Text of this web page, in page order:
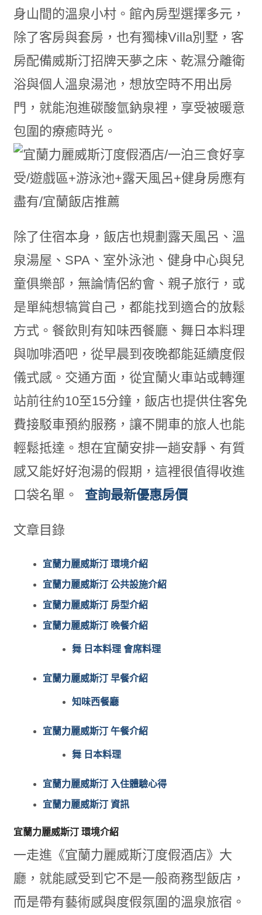
身山間的溫泉小村。館內房型選擇多元，
除了客房與套房，也有獨棟Villa別墅，客
房配備威斯汀招牌天夢之床、乾濕分離衛
浴與個人溫泉湯池，想放空時不用出房
門，就能泡進碳酸氫鈉泉裡，享受被暖意
包圍的療癒時光。
除了住宿本身，飯店也規劃露天風呂、溫
泉湯屋、SPA、室外泳池、健身中心與兒
童俱樂部，無論情侶約會、親子旅行，或
是單純想犒賞自己，都能找到適合的放鬆
方式。餐飲則有知味西餐廳、舞日本料理
與咖啡酒吧，從早晨到夜晚都能延續度假
儀式感。交通方面，從宜蘭火車站或轉運
站前往約10至15分鐘，飯店也提供住客免
費接駁車預約服務，讓不開車的旅人也能
輕鬆抵達。想在宜蘭安排一趟安靜、有質
感又能好好泡湯的假期，這裡很值得收進
口袋名單。
查詢最新優惠房價
文章目錄
宜蘭力麗威斯汀 環境介紹
宜蘭力麗威斯汀 公共設施介紹
宜蘭力麗威斯汀 房型介紹
宜蘭力麗威斯汀 晚餐介紹
舞 日本料理 會席料理
宜蘭力麗威斯汀 早餐介紹
知味西餐廳
宜蘭力麗威斯汀 午餐介紹
舞 日本料理
宜蘭力麗威斯汀 入住體驗心得
宜蘭力麗威斯汀 資訊
宜蘭力麗威斯汀 環境介紹
一走進《宜蘭力麗威斯汀度假酒店》大
廳，就能感受到它不是一般商務型飯店，
而是帶有藝術感與度假氛圍的溫泉旅宿。